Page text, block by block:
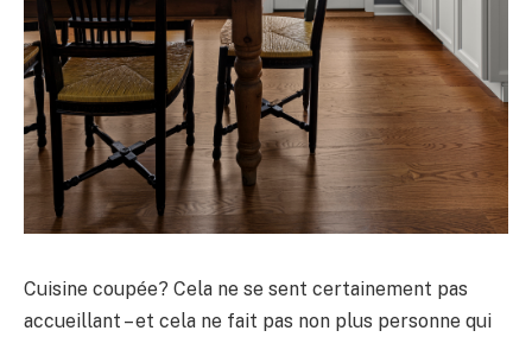
Cuisine coupée? Cela ne se sent certainement pas
accueillant – et cela ne fait pas non plus personne qui